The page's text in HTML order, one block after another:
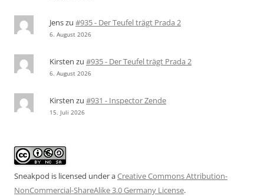
Jenszu #935 - Der Teufel trägt Prada 2
6. August 2026
Kirsten zu #935 - Der Teufel trägt Prada 2
6. August 2026
Kirsten zu #931 - Inspector Zende
15. Juli 2026
Sneakpod is licensed under aCreative Commons Attribution-
NonCommercial-ShareAlike 3.0 Germany License.